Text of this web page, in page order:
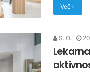
Več »
S. O.